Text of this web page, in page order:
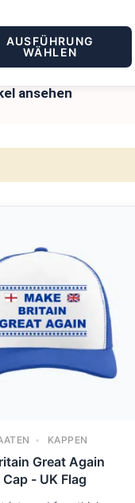
AUSFÜHRUNG
WÄHLEN
ansehen
KAPPEN
Great Again
- UK Flag